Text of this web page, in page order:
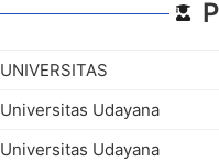
UNIVERSITAS
Universitas Udayana
Universitas Udayana